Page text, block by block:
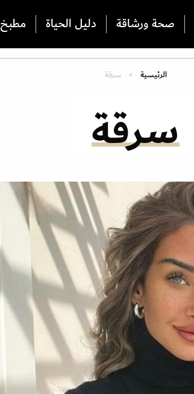
صحة ورشاقة دليل الحياة مطبخ
الرئيسية سرقة
سرقة